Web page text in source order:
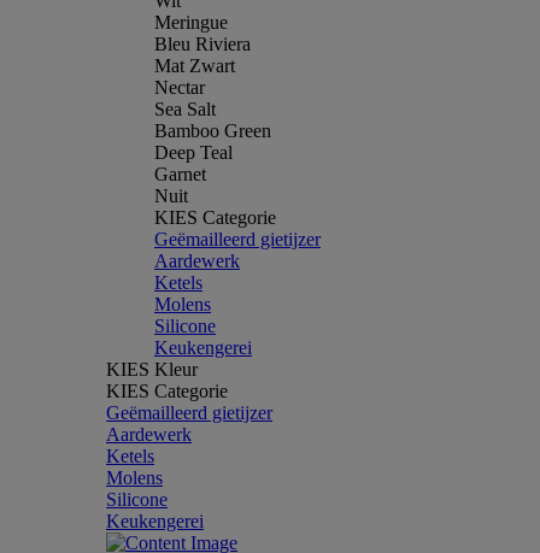
Meringue
Bleu Riviera
Mat Zwart
Nectar
Sea Salt
Bamboo Green
Deep Teal
Garnet
Nuit
KIES Categorie
Geëmailleerd gietijzer
Aardewerk
Ketels
Molens
Silicone
Keukengerei
KIES Kleur
KIES Categorie
Geëmailleerd gietijzer
Aardewerk
Ketels
Molens
Silicone
Keukengerei